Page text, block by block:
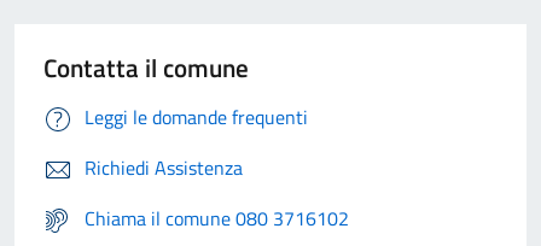
Contatta il comune
Leggi le domande frequenti
Richiedi Assistenza
Chiama il comune 080 3716102